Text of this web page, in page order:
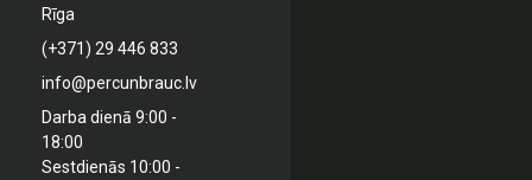
Rīga
(+371) 29 446 833
info@percunbrauc.lv
Darba dienā 9:00 -
18:00
Sestdienās 10:00 -